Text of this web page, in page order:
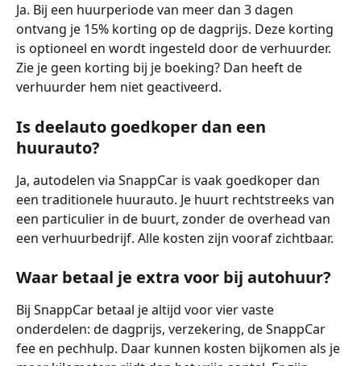
Ja. Bij een huurperiode van meer dan 3 dagen
ontvang je 15% korting op de dagprijs. Deze korting
is optioneel en wordt ingesteld door de verhuurder.
Zie je geen korting bij je boeking? Dan heeft de
verhuurder hem niet geactiveerd.
Is deelauto goedkoper dan een
huurauto?
Ja, autodelen via SnappCar is vaak goedkoper dan
een traditionele huurauto. Je huurt rechtstreeks van
een particulier in de buurt, zonder de overhead van
een verhuurbedrijf. Alle kosten zijn vooraf zichtbaar.
Waar betaal je extra voor bij autohuur?
Bij SnappCar betaal je altijd voor vier vaste
onderdelen: de dagprijs, verzekering, de SnappCar
fee en pechhulp. Daar kunnen kosten bijkomen als je